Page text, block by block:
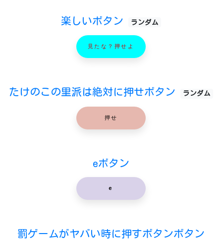
楽しいボタン ランダム
見たな？押せよ
たけのこの里派は絶対に押せボタン ランダム
押せ
eボタン
e
罰ゲームがヤバい時に押すボタンボタン